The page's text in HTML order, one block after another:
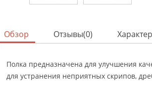
Обзор Отзывы(0)
Полка предназначена для улучшения
для устранения неприятных скрипов,